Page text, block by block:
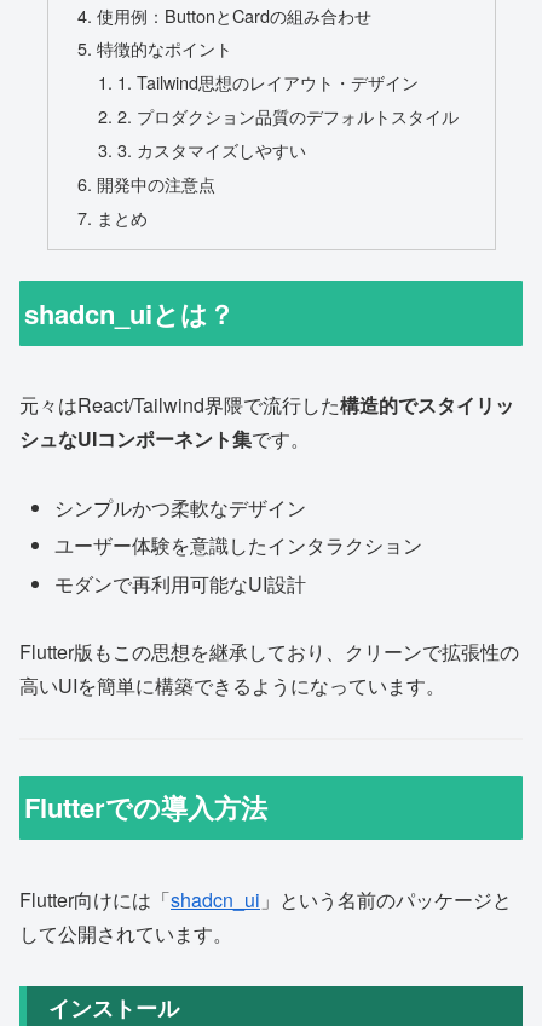
使用例：ButtonとCardの組み合わせ
特徴的なポイント
1. Tailwind思想のレイアウト・デザイン
2. プロダクション品質のデフォルトスタイル
3. カスタマイズしやすい
開発中の注意点
まとめ
shadcn_uiとは？
元々はReact/Tailwind界隈で流行した構造的でスタイリッ
シュなUIコンポーネント集です。
シンプルかつ柔軟なデザイン
ユーザー体験を意識したインタラクション
モダンで再利用可能なUI設計
Flutter版もこの思想を継承しており、クリーンで拡張性の
高いUIを簡単に構築できるようになっています。
Flutterでの導入方法
Flutter向けには「shadcn_ui 」という名前のパッケージと
して公開されています。
インストール